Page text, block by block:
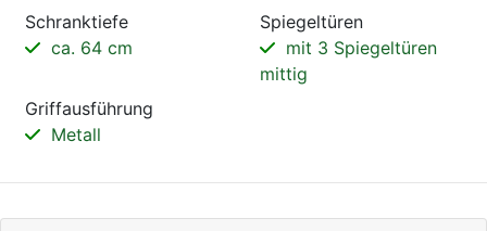
Schranktiefe
ca. 64 cm
Spiegeltüren
mit 3 Spiegeltüren
mittig
Griffausführung
Metall